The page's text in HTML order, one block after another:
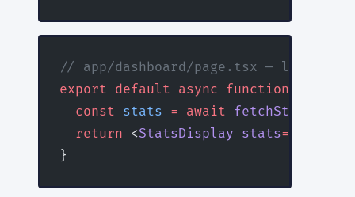
// app/dashboard/page.tsx — loading.tsx
export default async function
  const
stats = await fetchStats
  return
<StatsDisplay stats=
}